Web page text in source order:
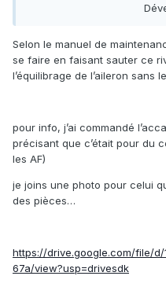
beaucoup de mal à faire
Donc changement de
Selon le manuel de
se faire en faisant sauter ce
l’équilibrage de l’aileron sans
pour info, j’ai commandé
précisant que c’était pour du
les AF)
je joins une photo pour celui
des pièces…
https://drive.google.com/file/d/
67a/view?usp=drivesdk